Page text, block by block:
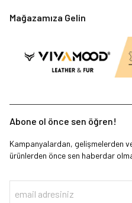
Mağazamıza Gelin
Abone ol önce sen öğren!
Kampanyalardan, gelişmelerden
ürünlerden önce sen haberdar